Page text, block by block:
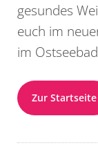
gesundes
euch im
im
Zur Startseite